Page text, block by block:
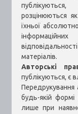
розцінюються
їхньої
матеріалів.
Авторські
публікуються, є
будь-якій
лише при